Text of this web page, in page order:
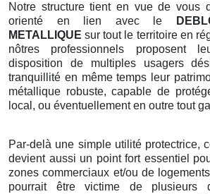
Notre structure tient en vue de vous
orienté en lien avec le
METALLIQUE sur tout le territoire en
nôtres professionnels proposent
disposition de multiples usagers
tranquillité en même temps leur
métallique robuste, capable de
local, ou éventuellement en outre tout
Par-delà une simple utilité protectrice,
devient aussi un point fort essentiel
zones commerciaux et/ou de
pourrait être victime de plusieurs